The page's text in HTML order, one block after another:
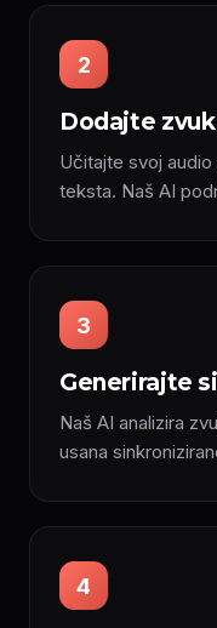
2
Dodajte zvuk
Učitajte svoj
teksta. Naš AI
3
Generirajte
Naš AI analizira
usana
4